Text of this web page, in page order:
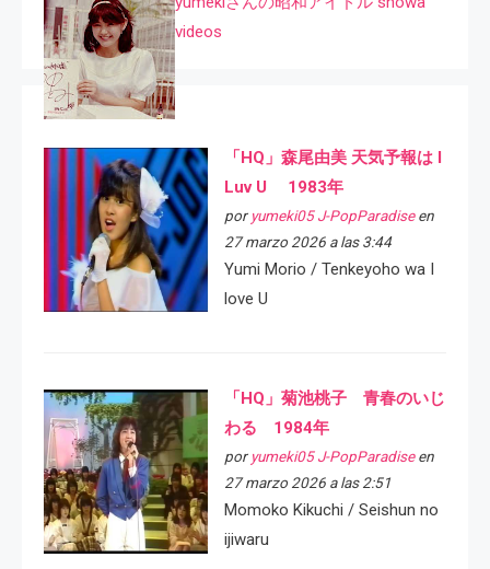
videos
「HQ」森尾由美 天気予報は I
Luv U 1983年
por yumeki05 J-PopParadiseen
27 marzo 2026 a las 3:44
Yumi Morio / Tenkeyoho wa I
love U
「HQ」菊池桃子 青春のいじ
わる 1984年
por yumeki05 J-PopParadiseen
27 marzo 2026 a las 2:51
Momoko Kikuchi / Seishun no
ijiwaru